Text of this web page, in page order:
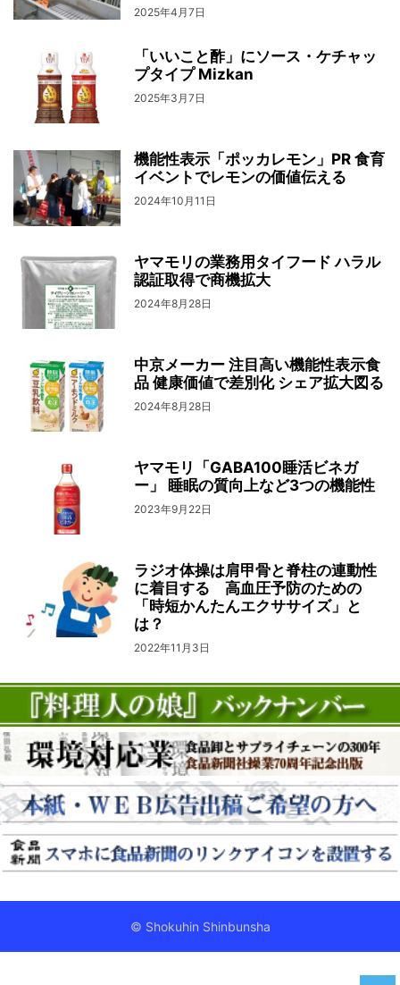
2025年4月7日
「いいこと酢」にソース・ケチャッ
プタイプ Mizkan
2025年3月7日
機能性表示「ポッカレモン」PR 食育
イベントでレモンの価値伝える
2024年10月11日
ヤマモリの業務用タイフード ハラル
認証取得で商機拡大
2024年8月28日
中京メーカー 注目高い機能性表示食
品 健康価値で差別化 シェア拡大図る
2024年8月28日
ヤマモリ「GABA100睡活ビネガ
ー」 睡眠の質向上など3つの機能性
2023年9月22日
ラジオ体操は肩甲骨と脊柱の連動性
に着目する 高血圧予防のための
「時短かんたんエクササイズ」と
は？
2022年11月3日
© Shokuhin Shinbunsha